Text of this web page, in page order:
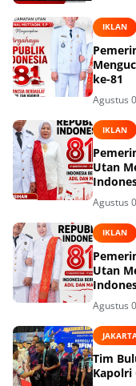
IKLAN
ke-81
Agustus
IKLAN
Utan
Agustus
IKLAN
Utan
Agustus
Tim
Kapolri